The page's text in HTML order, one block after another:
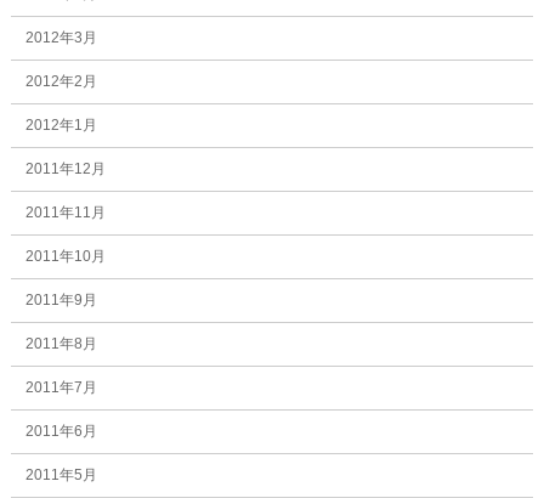
2012年3月
2012年2月
2012年1月
2011年12月
2011年11月
2011年10月
2011年9月
2011年8月
2011年7月
2011年6月
2011年5月